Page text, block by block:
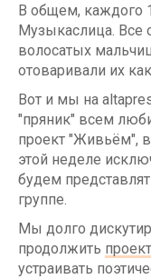
В общем, каждого
Музыкаслица. Все
волосатых
отоваривали их
Вот и мы на
"пряник" всем
проект "Живьём",
этой неделе
будем
группе.
Мы долго
продолжить
устраивать